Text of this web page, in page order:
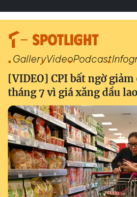
SPOTLIGHT
GalleryVideoPodcast
[VIDEO] CPI bất ngờ
tháng 7 vì giá xăng dầu